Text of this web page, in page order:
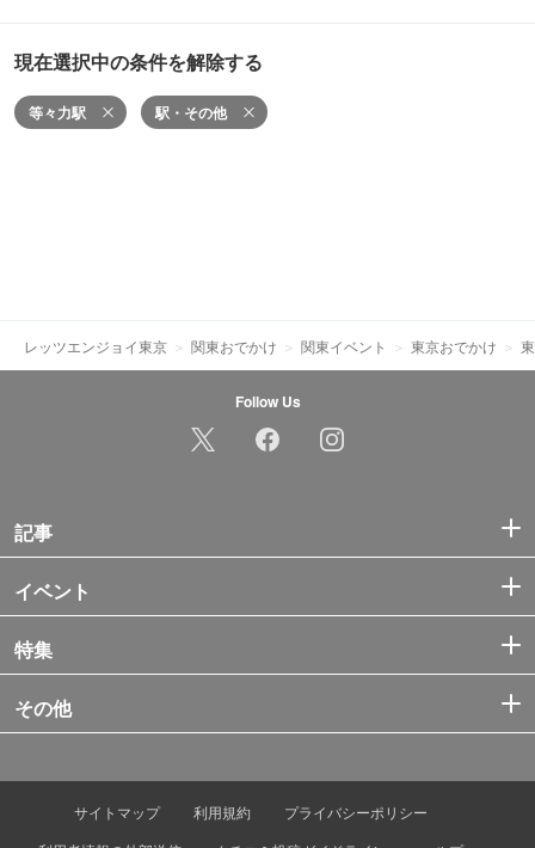
現在選択中の条件を解除する
等々力駅 駅・その他
レッツエンジョイ東京 関東おでかけ 関東イベント 東京おでかけ
Follow Us
記事
イベント
特集
その他
サイトマップ 利用規約
プライバシーポリシー